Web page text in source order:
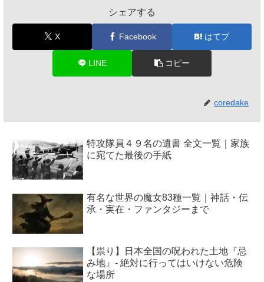
シェアする
X Facebook はてブ
LINE コピー
coredake
特攻隊員４９名の遺書 全文一覧｜家族
に宛てた最後の手紙
有名な世界の魔女83種一覧｜神話・伝
承・実在・ファンタジーまで
【祟り】日本全国の呪われた土地『忌
み地』- 絶対に行ってはいけない危険
な場所